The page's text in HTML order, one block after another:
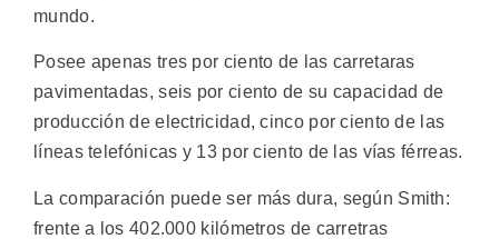
mundo.
Posee apenas tres por ciento de las carretaras
pavimentadas, seis por ciento de su capacidad de
producción de electricidad, cinco por ciento de las
líneas telefónicas y 13 por ciento de las vías férreas.
La comparación puede ser más dura, según Smith:
frente a los 402.000 kilómetros de carretras